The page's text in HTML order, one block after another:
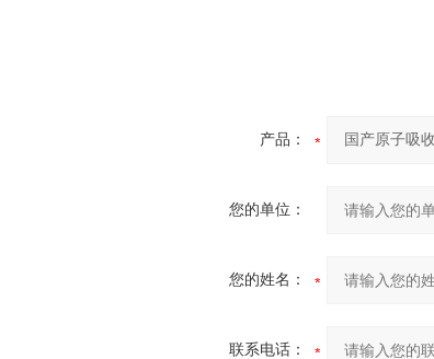
产品：
您的单位：
您的姓名：
联系电话：